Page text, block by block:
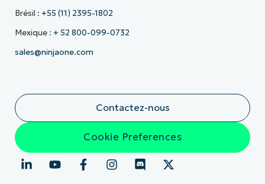
Brésil : +55 (11) 2395-1802
Mexique : + 52 800-099-0732
sales@ninjaone.com
Contactez-nous
Cookie Preferences